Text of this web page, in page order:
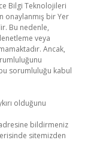
Bilgi Teknolojileri
onaylanmış bir Yer
Bu nedenle,
veya
Ancak,
sorumluluğu kabul
olduğunu
bildirmeniz
sitemizden